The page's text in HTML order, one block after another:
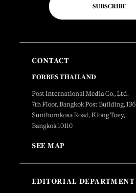
SUBSCRIBE
CONTACT
FORBES THAILAND
Post International Media Co., Ltd.
7th Floor, Bangkok Post Building, 136
Sunthornkosa Road, Klong Toey,
Bangkok 10110
SEE MAP
EDITORIAL DEPARTMENT